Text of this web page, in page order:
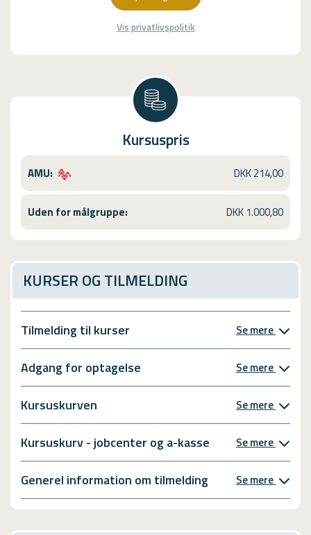
Vis privatlivspolitik
Kursuspris
AMU: DKK 214,00
Uden for målgruppe: DKK 1.000,80
KURSER OG TILMELDING
Tilmelding til kurser Se mere
Adgang for optagelse Se mere
Kursuskurven Se mere
Kursuskurv - jobcenter og a-kasse Se mere
Generel information om tilmelding Se mere